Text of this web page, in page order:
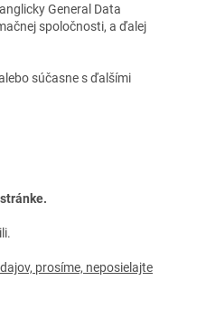
General Data
spoločnosti, a ďalej
súčasne s ďalšími
.
prosíme, neposielajte